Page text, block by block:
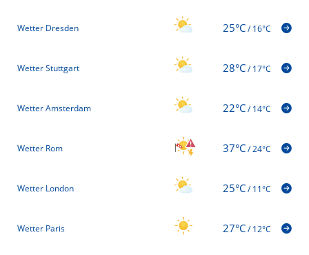
Wetter Dresden 25°C/16°C
Wetter Stuttgart 28°C/17°C
Wetter Amsterdam 22°C/14°C
Wetter Rom 37°C/24°C
Wetter London 25°C/11°C
Wetter Paris 27°C/12°C